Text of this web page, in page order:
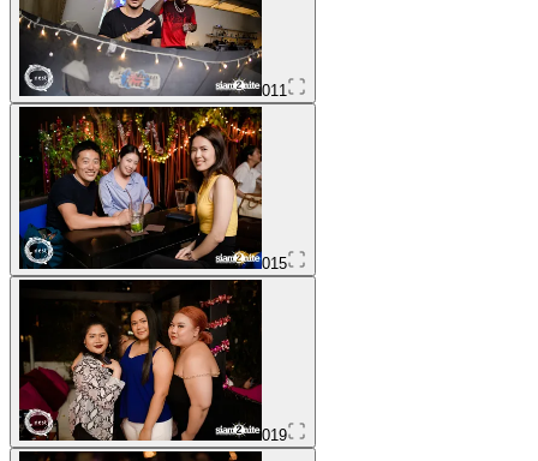
011
015
019